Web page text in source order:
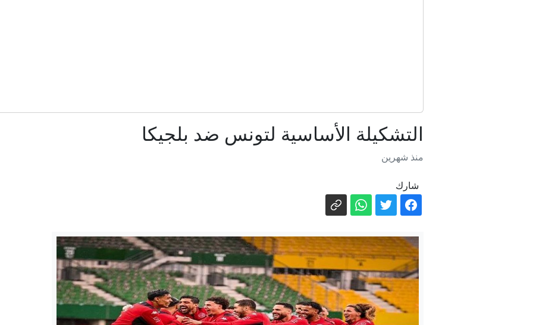
توزيع المسؤوليات صلب الهيئة التسييرية للاتحاد
صفاقس: إزالة 15 خيمة عشوائية بشاطئ الكازينو
بعد تقدمه بشكاية...وفاة كهل أمام مركز شرطة حي النجاح بمنزل
التشكيلة الأساسية لتونس ضد بلجيكا
منذ شهرين
شارك